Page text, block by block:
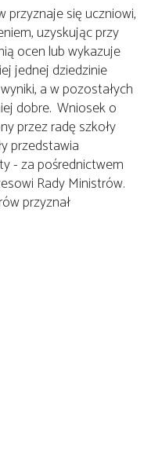
przyznaje się uczniowi,
uzyskując przy
ocen lub wykazuje
jednej dziedzinie
a w pozostałych
dobre. Wniosek o
przez radę szkoły
przedstawia
- za pośrednictwem
Rady Ministrów.
przyznał